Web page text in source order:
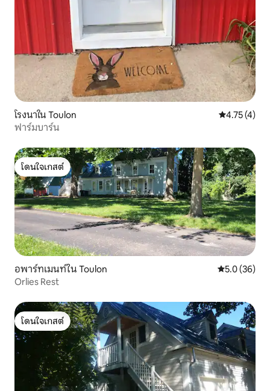
โรงนาใน Toulon คะแนนเฉลี่ย
4.75 (4)
ฟาร์มบาร์น
โดนใจเกสต์
โดนใจเกสต์
อพาร์ทเมนท์ใน Toulon คะแนนเฉลี่ย
5.0 (36)
Orlies Rest
โดนใจเกสต์
โดนใจเกสต์